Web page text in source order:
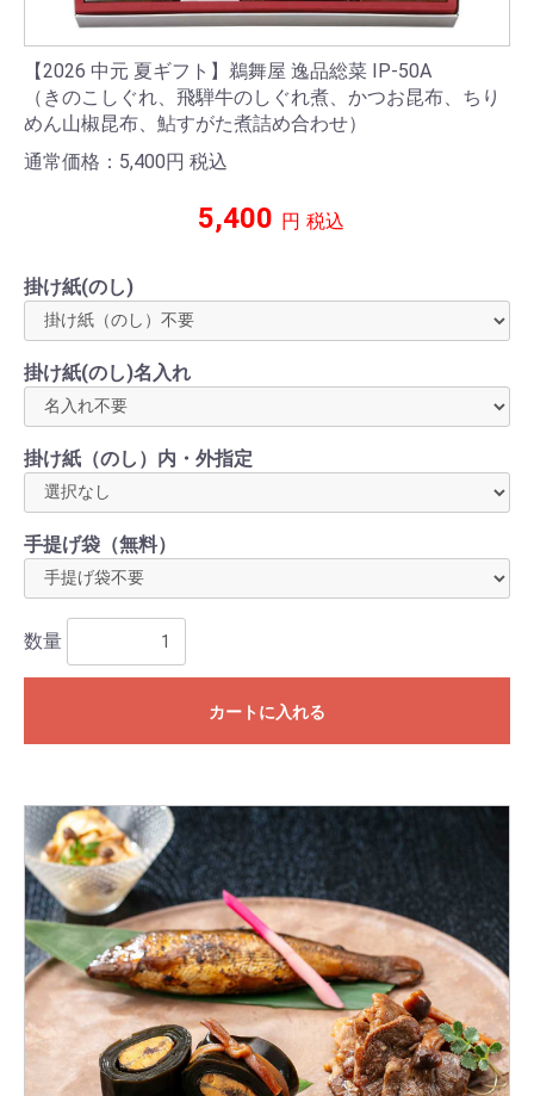
【2026 中元 夏ギフト】鵜舞屋 逸品総菜 IP-50A
（きのこしぐれ、飛騨牛のしぐれ煮、かつお昆布、ちり
めん山椒昆布、鮎すがた煮詰め合わせ）
通常価格：5,400円 税込
5,400 円 税込
掛け紙(のし)
掛け紙(のし)名入れ
掛け紙（のし）内・外指定
手提げ袋（無料）
数量
カートに入れる
お買い物を続ける カートへ進む